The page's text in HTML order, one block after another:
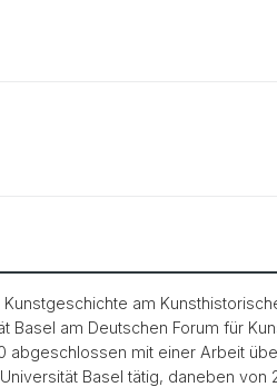
am
am Deutschen Forum für
mit einer Arbeit
Basel tätig, daneben von